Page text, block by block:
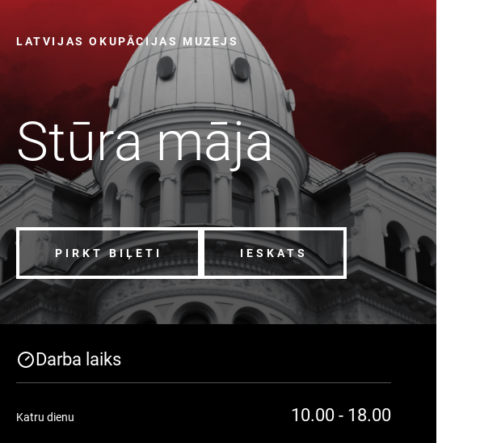
LATVIJAS OKUPĀCIJAS MUZEJS
Stūra māja
PIRKT BIĻETI IESKATS
Darba laiks
Katru dienu 10.00 - 18.00